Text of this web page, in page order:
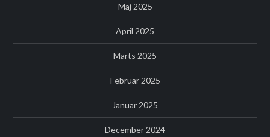
Maj 2025
April 2025
Marts 2025
Februar 2025
Januar 2025
December 2024